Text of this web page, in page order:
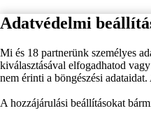
Adatvédelmi
Mi és 18 partnerünk személyes
kiválasztásával elfogadhatod
nem érinti a böngészési
A hozzájárulási beállításokat